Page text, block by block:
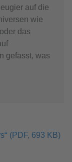
auf die
wie
das
gefasst, was
(PDF, 693 KB)